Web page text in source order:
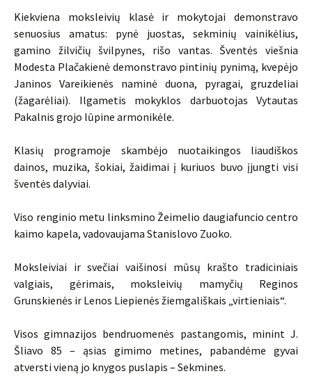
Kiekviena moksleivių klasė ir mokytojai demonstravo
senuosius amatus: pynė juostas, sekminių vainikėlius,
gamino žilvičių švilpynes, rišo vantas. Šventės viešnia
Modesta Plačakienė demonstravo pintinių pynimą, kvepėjo
Janinos Vareikienės naminė duona, pyragai, gruzdeliai
(žagarėliai). Ilgametis mokyklos darbuotojas Vytautas
Pakalnis grojo lūpine armonikėle.
Klasių programoje skambėjo nuotaikingos liaudiškos
dainos, muzika, šokiai, žaidimai į kuriuos buvo įjungti visi
šventės dalyviai.
Viso renginio metu linksmino Žeimelio daugiafuncio centro
kaimo kapela, vadovaujama Stanislovo Zuoko.
Moksleiviai ir svečiai vaišinosi mūsų krašto tradiciniais
valgiais, gėrimais, moksleivių mamyčių Reginos
Grunskienės ir Lenos Liepienės žiemgališkais „virtieniais“.
Visos gimnazijos bendruomenės pastangomis, minint J.
Šliavo 85 – ąsias gimimo metines, pabandėme gyvai
atversti vieną jo knygos puslapis – Sekmines.